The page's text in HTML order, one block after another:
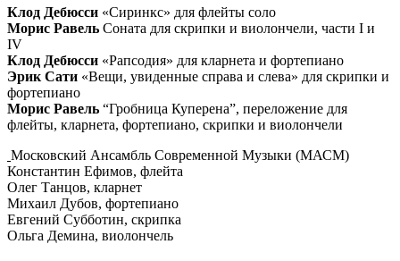
Клод Дебюсси «Сиринкс» для флейты соло
Морис Равель Соната для скрипки и виолончели, части I и
IV
Клод Дебюсси «Рапсодия» для кларнета и фортепиано
Эрик Сати «Вещи, увиденные справа и слева» для скрипки и
фортепиано
Морис Равель “Гробница Куперена”, переложение для
флейты, кларнета, фортепиано, скрипки и виолончели
Московский Ансамбль Современной Музыки (МАСМ)
Константин Ефимов, флейта
Олег Танцов, кларнет
Михаил Дубов, фортепиано
Евгений Субботин, скрипка
Ольга Демина, виолончель